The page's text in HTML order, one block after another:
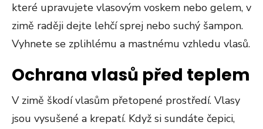
které upravujete vlasovým voskem nebo gelem, v
zimě raději dejte lehčí sprej nebo suchý šampon.
Vyhnete se zplihlému a mastnému vzhledu vlasů.
Ochrana vlasů před teplem
V zimě škodí vlasům přetopené prostředí. Vlasy
jsou vysušené a krepatí. Když si sundáte čepici,